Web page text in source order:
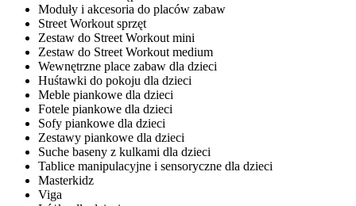
Moduły i akcesoria do placów zabaw
Street Workout sprzęt
Zestaw do Street Workout mini
Zestaw do Street Workout medium
Wewnętrzne place zabaw dla dzieci
Huśtawki do pokoju dla dzieci
Meble piankowe dla dzieci
Fotele piankowe dla dzieci
Sofy piankowe dla dzieci
Zestawy piankowe dla dzieci
Suche baseny z kulkami dla dzieci
Tablice manipulacyjne i sensoryczne dla dzieci
Masterkidz
Viga